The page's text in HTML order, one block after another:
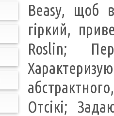
Beasy, щоб
гіркий,
Roslin;
Отсікі;